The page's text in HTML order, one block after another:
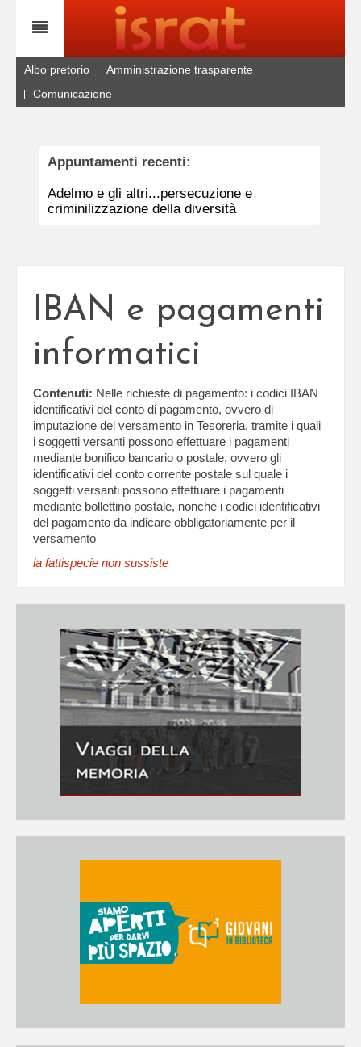
Albo pretorio
Amministrazione trasparente
Comunicazione
Appuntamenti recenti:
Adelmo e gli altri...persecuzione e
criminilizzazione della diversità
IBAN e pagamenti
informatici
Contenuti: Nelle richieste di pagamento: i codici IBAN
identificativi del conto di pagamento, ovvero di
imputazione del versamento in Tesoreria, tramite i quali
i soggetti versanti possono effettuare i pagamenti
mediante bonifico bancario o postale, ovvero gli
identificativi del conto corrente postale sul quale i
soggetti versanti possono effettuare i pagamenti
mediante bollettino postale, nonché i codici identificativi
del pagamento da indicare obbligatoriamente per il
versamento
la fattispecie non sussiste